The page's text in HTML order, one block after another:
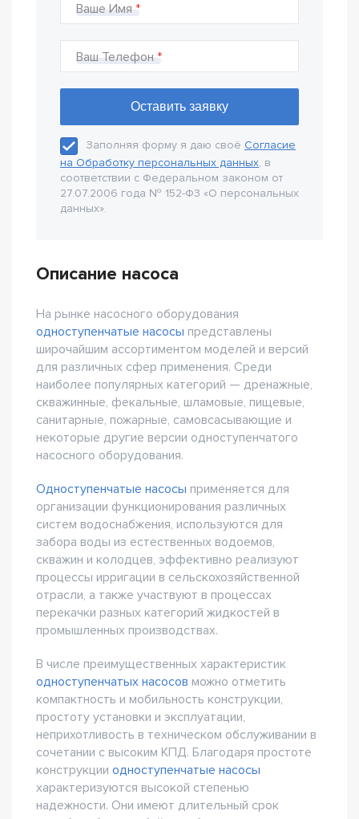
Ваше Имя
Ваш Телефон
Заполняя форму я даю своё Согласие
на Обработку персональных данных, в
соответствии с Федеральном законом от
27.07.2006 года № 152-Ф3 «О персональных
данных».
Описание насоса
На рынке насосного оборудования
одноступенчатые насосы представлены
широчайшим ассортиментом моделей и версий
для различных сфер применения. Среди
наиболее популярных категорий — дренажные,
скважинные, фекальные, шламовые, пищевые,
санитарные, пожарные, самовсасывающие и
некоторые другие версии одноступенчатого
насосного оборудования.
Одноступенчатые насосы применяется для
организации функционирования различных
систем водоснабжения, используются для
забора воды из естественных водоемов,
скважин и колодцев, эффективно реализуют
процессы ирригации в сельскохозяйственной
отрасли, а также участвуют в процессах
перекачки разных категорий жидкостей в
промышленных производствах.
В числе преимущественных характеристик
одноступенчатых насосов можно отметить
компактность и мобильность конструкции,
простоту установки и эксплуатации,
неприхотливость в техническом обслуживании в
сочетании с высоким КПД. Благодаря простоте
конструкции одноступенчатые насосы
характеризуются высокой степенью
надежности. Они имеют длительный срок